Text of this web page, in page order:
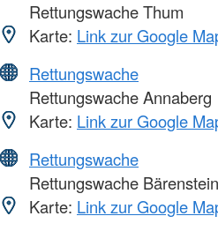
Rettungswache Thum
Karte: Link zur Google
Rettungswache
Rettungswache Annaberg
Karte: Link zur Google
Rettungswache
Rettungswache Bärenstein
Karte: Link zur Google